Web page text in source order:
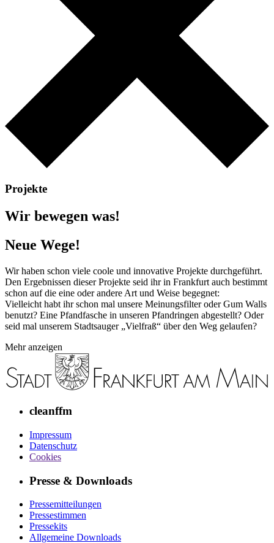
Projekte
Wir bewegen was!
Neue Wege!
Wir haben schon viele coole und innovative Projekte durchgeführt.
Den Ergebnissen dieser Projekte seid ihr in Frankfurt auch bestimmt
schon auf die eine oder andere Art und Weise begegnet:
Vielleicht habt ihr schon mal unsere Meinungsfilter oder Gum Walls
benutzt? Eine Pfandfasche in unseren Pfandringen abgestellt? Oder
seid mal unserem Stadtsauger „Vielfraß“ über den Weg gelaufen?
Mehr anzeigen
cleanffm
Impressum
Datenschutz
Cookies
Presse & Downloads
Pressemitteilungen
Pressestimmen
Pressekits
Allgemeine Downloads